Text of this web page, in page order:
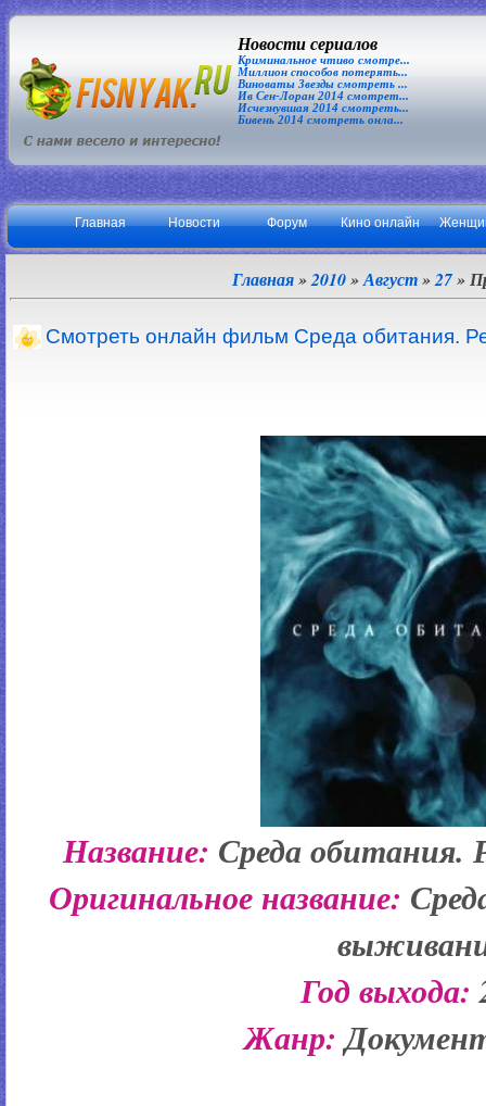
Новости сериалов
Криминальное чтиво смотре...
Миллион способов потерять...
Виноваты Звезды смотреть ...
Ив Сен-Лоран 2014 смотрет...
Исчезнувшая 2014 смотреть...
Бивень 2014 смотреть онла...
Главная Новости Форум Кино онлайн
Главная»2010 » Август » 27»
Смотреть онлайн фильм Среда обитания.
Название: Среда
Оригинальное название:
Год выхода:
Жанр: